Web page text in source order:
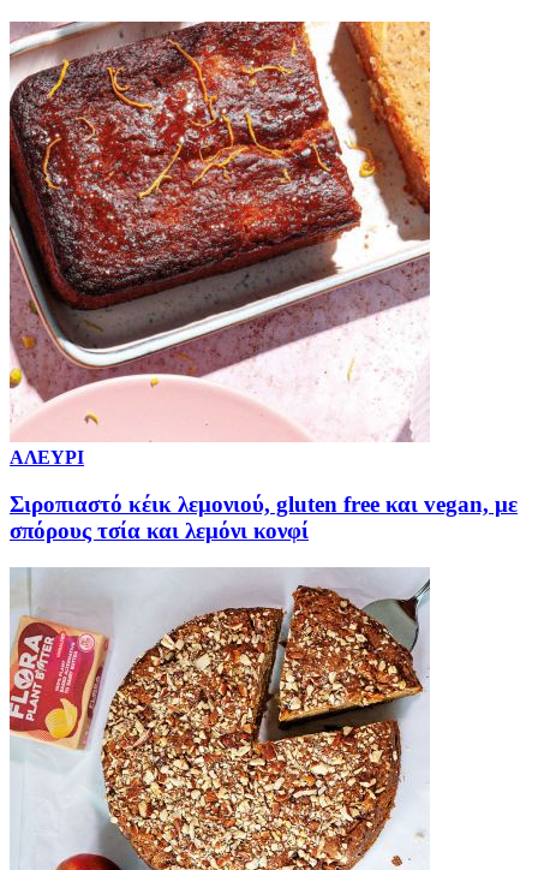
ΑΛΕΥΡΙ
Σιροπιαστό κέικ λεμονιού, gluten free και vegan, με
σπόρους τσία και λεμόνι κονφί